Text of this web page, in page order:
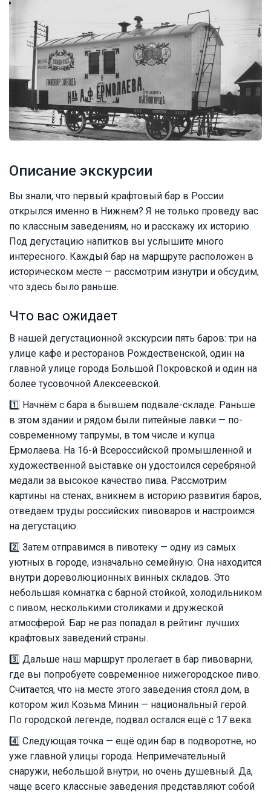
Описание экскурсии
Вы знали, что первый крафтовый бар в России
открылся именно в Нижнем? Я не только проведу вас
по классным заведениям, но и расскажу их историю.
Под дегустацию напитков вы услышите много
интересного. Каждый бар на маршруте расположен в
историческом месте — рассмотрим изнутри и обсудим,
что здесь было раньше.
Что вас ожидает
В нашей дегустационной экскурсии пять баров: три на
улице кафе и ресторанов Рождественской, один на
главной улице города Большой Покровской и один на
более тусовочной Алексеевской.
1️⃣ Начнём с бара в бывшем подвале-складе. Раньше
в этом здании и рядом были питейные лавки — по-
современному тапрумы, в том числе и купца
Ермолаева. На 16-й Всероссийской промышленной и
художественной выставке он удостоился серебряной
медали за высокое качество пива. Рассмотрим
картины на стенах, вникнем в историю развития баров,
отведаем труды российских пивоваров и настроимся
на дегустацию.
2️⃣ Затем отправимся в пивотеку — одну из самых
уютных в городе, изначально семейную. Она находится
внутри дореволюционных винных складов. Это
небольшая комнатка с барной стойкой, холодильником
с пивом, несколькими столиками и дружеской
атмосферой. Бар не раз попадал в рейтинг лучших
крафтовых заведений страны.
3️⃣ Дальше наш маршрут пролегает в бар пивоварни,
где вы попробуете современное нижегородское пиво.
Считается, что на месте этого заведения стоял дом, в
котором жил Козьма Минин — национальный герой.
По городской легенде, подвал остался ещё с 17 века.
4️⃣ Следующая точка — ещё один бар в подворотне, но
уже главной улицы города. Непримечательный
снаружи, небольшой внутри, но очень душевный. Да,
чаще всего классные заведения представляют собой